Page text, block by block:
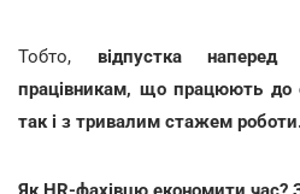
Тобто, відпустка
працівникам, що працюють до
так і з тривалим стажем